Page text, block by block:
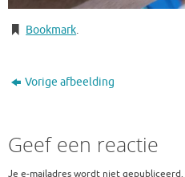
Bookmark.
Vorige afbeelding
Geef een reactie
Je e-mailadres wordt niet gepubliceerd.